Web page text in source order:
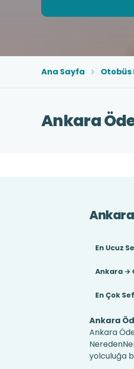
Ana Sayfa Otobüs
Ankara
En Ucuz
Ankara →
En Çok
Ankara
Ankara
yolculuğa